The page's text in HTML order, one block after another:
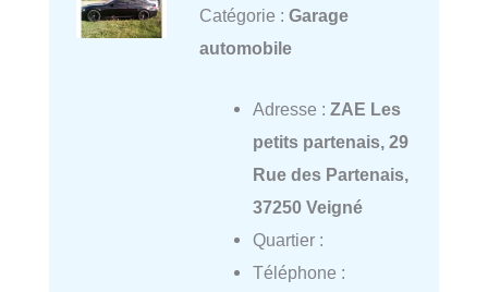
Catégorie : Garage
automobile
Adresse : ZAE Les
petits partenais, 29
Rue des Partenais,
37250 Veigné
Quartier :
Téléphone :